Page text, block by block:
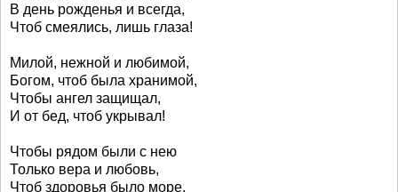
В день рожденья и всегда,
Чтоб смеялись, лишь глаза!
Милой, нежной и любимой,
Богом, чтоб была хранимой,
Чтобы ангел защищал,
И от бед, чтоб укрывал!
Чтобы рядом были с нею
Только вера и любовь,
Чтоб здоровья было море,